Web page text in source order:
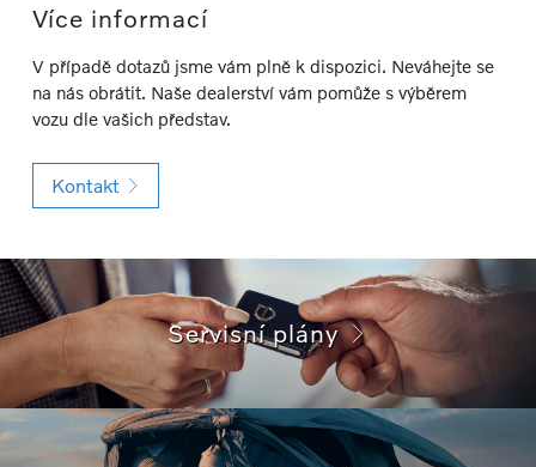
Více informací
V případě dotazů jsme vám plně k dispozici. Neváhejte se
na nás obrátit. Naše dealerství vám pomůže s výběrem
vozu dle vašich představ.
Kontakt
Servisní plány